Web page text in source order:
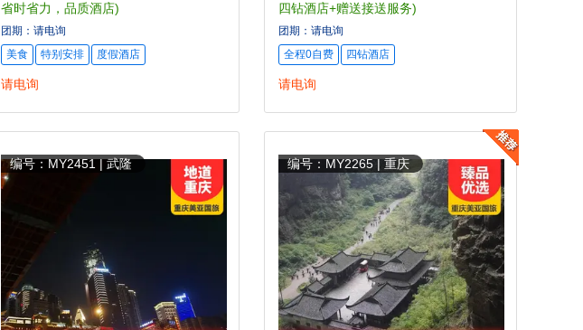
省时省力，品质酒店)
团期：请电询
美食
特别安排 度假酒店
请电询
四钻酒店+赠送接送服务)
团期：请电询
全程0自费
四钻酒店
请电询
编号：MY2451 | 武隆 编号：MY2265 | 重庆